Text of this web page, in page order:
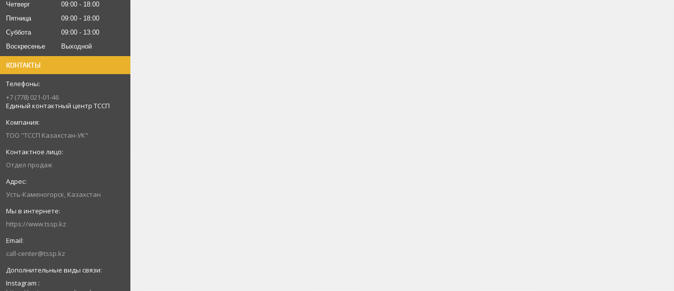
Четверг
09:00
18:00
Пятница
09:00
18:00
Суббота
09:00
13:00
Воскресенье
Выходной
КОНТАКТЫ
+7 (778) 021-01-46
Единый контактный центр ТССП
ТОО "ТССП Казахстан-УК"
Отдел продаж
Усть-Каменогорск, Казахстан
https://www.tssp.kz
call-center@tssp.kz
Instagram